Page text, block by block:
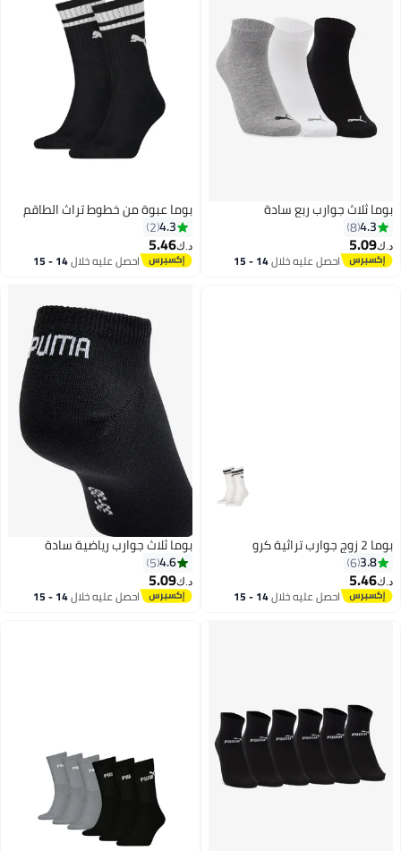
6
بوما ثلاث جوارب ربع سادة
4.3
8
د.ك‏5.09
احصل عليه خلال 14 - 15
بوما عبوة من خطوط تراث الطاقم
4.3
2
د.ك‏5.46
احصل عليه خلال 14 - 15
2
بوما 2 زوج جوارب تراثية كرو
3.8
6
د.ك‏5.46
احصل عليه خلال 14 - 15
بوما ثلاث جوارب رياضية سادة
4.6
5
د.ك‏5.09
احصل عليه خلال 14 - 15